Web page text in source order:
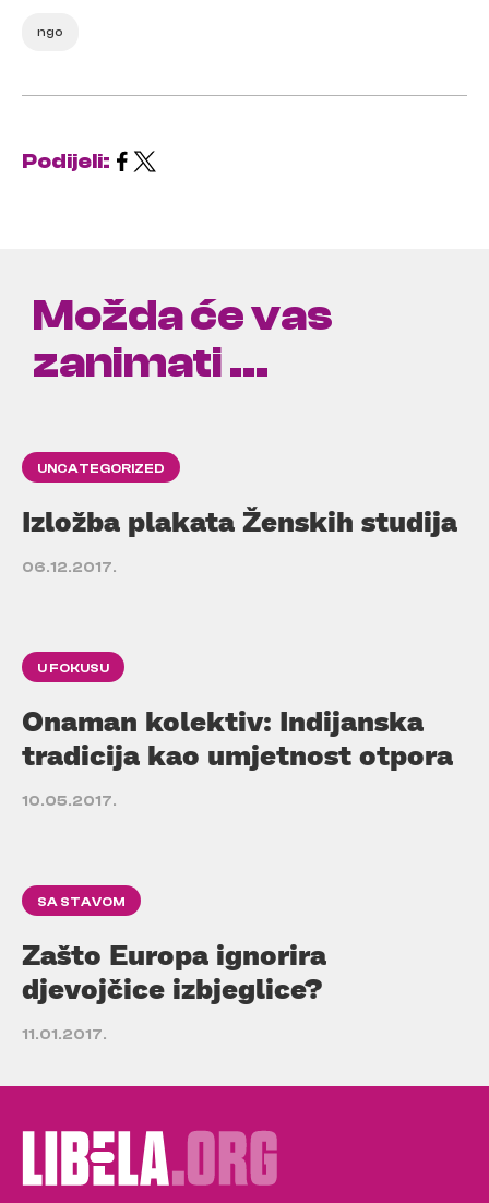
ngo
Podijeli:
Možda će vas
zanimati ...
UNCATEGORIZED
Izložba plakata Ženskih studija
06.12.2017.
U FOKUSU
Onaman kolektiv: Indijanska
tradicija kao umjetnost otpora
10.05.2017.
SA STAVOM
Zašto Europa ignorira
djevojčice izbjeglice?
11.01.2017.